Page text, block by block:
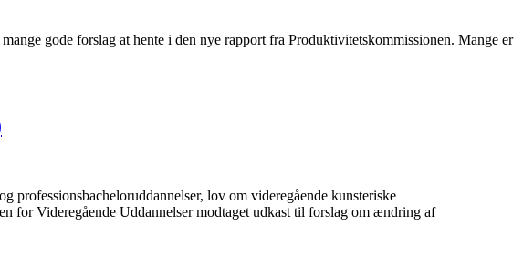
gode forslag at hente i den nye rapport fra Produktivitetskommissionen. Mange er
lov om videregående kunsteriske
for Videregående Uddannelser modtaget udkast til forslag om ændring af